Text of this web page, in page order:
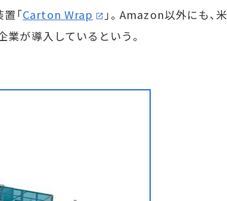
「Carton Wrap
」。Amazon以外にも、米
業が導入しているという。